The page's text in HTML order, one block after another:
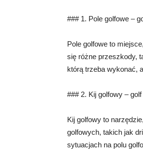
### 1. Pole golfowe –
Pole golfowe to
się różne przeszkody,
którą trzeba wykonać,
### 2. Kij golfowy –
Kij golfowy to
golfowych, takich jak
sytuacjach na polu